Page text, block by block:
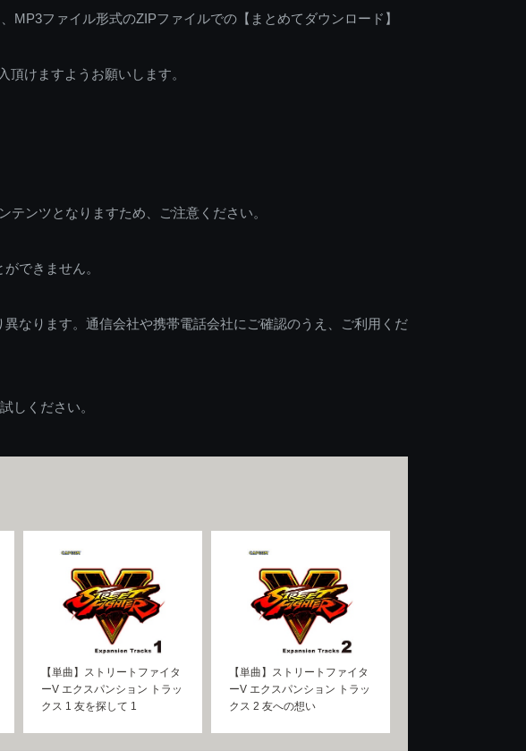
ファイル形式のZIPファイルでの【まとめてダウンロード】
けますようお願いします。
ンツとなりますため、ご注意ください。
できません。
なります。通信会社や携帯電話会社にご確認のうえ、ご利用くだ
しください。
【単曲】ストリートファイタ
ーV エクスパンション トラッ
クス 1 友を探して 1
【単曲】ストリートファイタ
ーV エクスパンション トラッ
クス 2 友への想い